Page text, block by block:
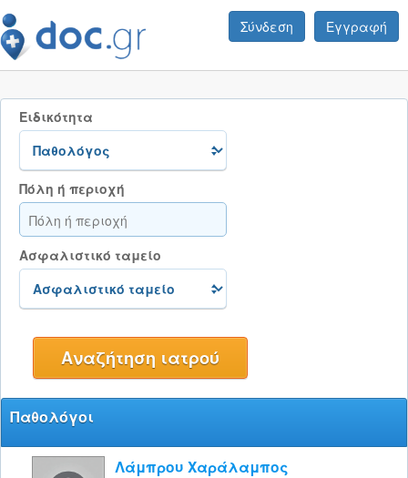
Σύνδεση Εγγραφή
Ειδικότητα
Πόλη ή περιοχή
Ασφαλιστικό ταμείο
Παθολόγοι
Λάμπρου Χαράλαμπος